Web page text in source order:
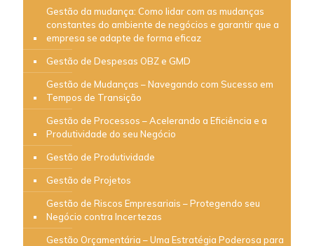
Gestão da mudança: Como lidar com as mudanças
constantes do ambiente de negócios e garantir que a
empresa se adapte de forma eficaz
Gestão de Despesas OBZ e GMD
Gestão de Mudanças – Navegando com Sucesso em
Tempos de Transição
Gestão de Processos – Acelerando a Eficiência e a
Produtividade do seu Negócio
Gestão de Produtividade
Gestão de Projetos
Gestão de Riscos Empresariais – Protegendo seu
Negócio contra Incertezas
Gestão Orçamentária – Uma Estratégia Poderosa para